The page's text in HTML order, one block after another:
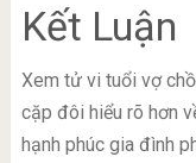
Kết Luận
Xem tử vi tuổi vợ
cặp đôi hiểu rõ hơn
hạnh phúc gia đình